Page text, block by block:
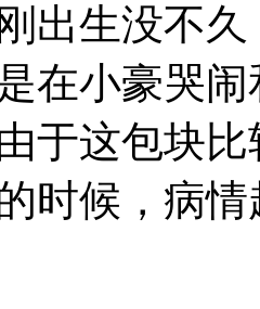
出生没不
在小豪哭
于这包块
时候，病